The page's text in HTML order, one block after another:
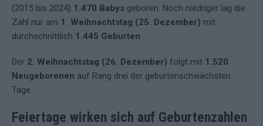
(2015 bis 2024) 1.470 Babys geboren. Noch niedriger lag die
Zahl nur am 1. Weihnachtstag (25. Dezember) mit
durchschnittlich 1.445 Geburten.
Der 2. Weihnachtstag (26. Dezember) folgt mit 1.520
Neugeborenen auf Rang drei der geburtenschwächsten
Tage.
Feiertage wirken sich auf Geburtenzahlen